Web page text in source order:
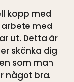
kopp med
med
ut. Detta är
skänka dig
som man
något bra.